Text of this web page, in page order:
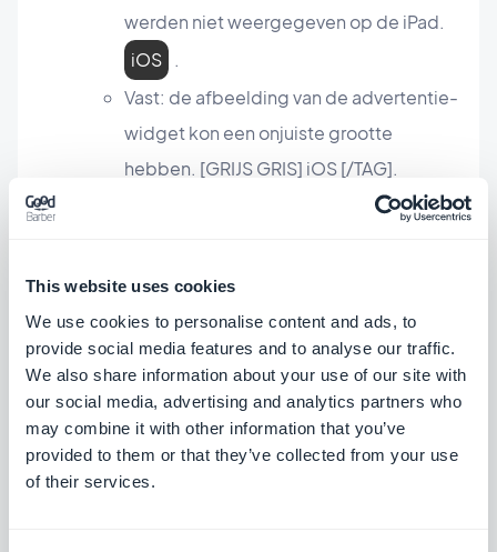
This website uses cookies
We use cookies to personalise content and ads, to
provide social media features and to analyse our traffic.
We also share information about your use of our site with
our social media, advertising and analytics partners who
may combine it with other information that you’ve
provided to them or that they’ve collected from your use
of their services.
werden niet weergegeven op de iPad.
iOS .
Vast: de afbeelding van de advertentie-
widget kon een onjuiste grootte
hebben. [GRIJS GRIS] iOS [/TAG].
Vast: de banners werden niet op de
interne advertentienetwerk Add-On
PWA
.
Live video add-on
Verholpen: Het afspelen van geluid
stopte niet wanneer de video begon te
spelen.